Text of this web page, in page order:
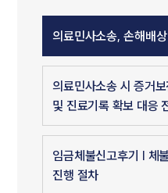
의료민사소송, 손해배
의료민사소송 시 증거
및 진료기록 확보 대응
임금체불신고후기 | 체
진행 절차